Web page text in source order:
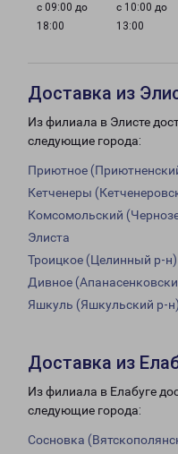
с 09:00 до
18:00
с 10:00 до
13:00
Доставка из
Из филиала в Элисте
следующие города:
Приютное
Кетченеры
Комсомольский
Элиста
Троицкое (Целинный р-н)
Дивное
Яшкуль (Яшкульский р-н)
Доставка из
Из филиала в Елабуге
следующие города:
Сосновка